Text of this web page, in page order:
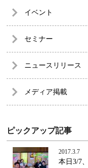
イベント
セミナー
ニュースリリース
メディア掲載
ピックアップ記事
2017.3.7
本日3/7